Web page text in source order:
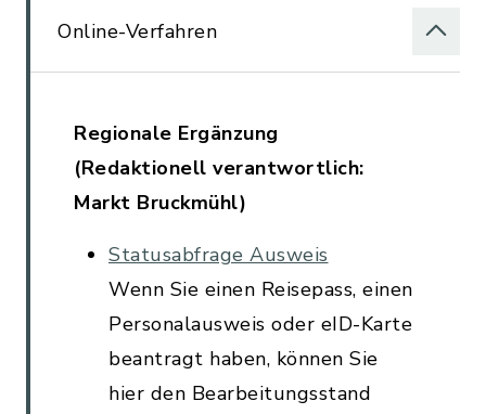
Online-Verfahren
Regionale Ergänzung
(Redaktionell verantwortlich:
Markt Bruckmühl)
Statusabfrage Ausweis
Wenn Sie einen Reisepass, einen
Personalausweis oder eID-Karte
beantragt haben, können Sie
hier den Bearbeitungsstand